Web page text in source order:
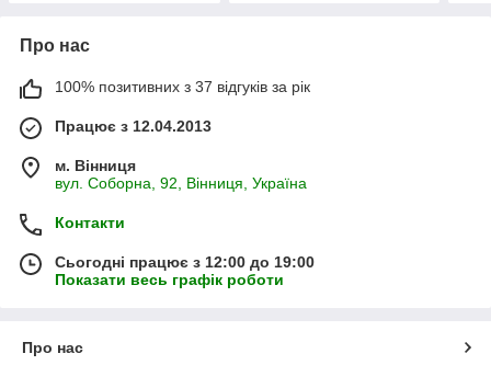
Про нас
100% позитивних з 37 відгуків за рік
Працює з 12.04.2013
м. Вінниця
вул. Соборна, 92, Вінниця, Україна
Контакти
Сьогодні працює з 12:00 до 19:00
Показати весь графік роботи
Про нас